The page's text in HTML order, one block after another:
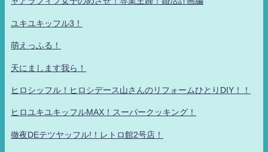
ユキユキッフル3！
萌えっふる！
天にまします我ら！
ヒロシッフル！ヒロシデース山さんのリフォームひとりDIY！！
ヒロユキユキッフルMAX！スーパークッキング！
徹夜DEテツヤッフル!！レトロ館2号店！